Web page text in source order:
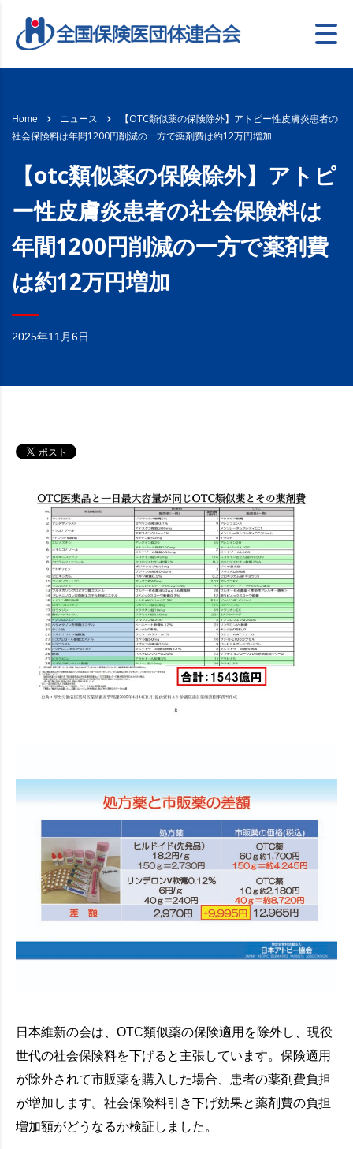
Home ニュース
【OTC類似薬の保険除外】アトピー性皮膚炎患者の
社会保険料は年間1200円削減の一方で薬剤費は約12万円増加
【otc類似薬の保険除外】アトピ
ー性皮膚炎患者の社会保険料は
年間1200円削減の一方で薬剤費
は約12万円増加
2025年11月6日
日本維新の会は、OTC類似薬の保険適用を除外し、現役
世代の社会保険料を下げると主張しています。保険適用
が除外されて市販薬を購入した場合、患者の薬剤費負担
が増加します。社会保険料引き下げ効果と薬剤費の負担
増加額がどうなるか検証しました。